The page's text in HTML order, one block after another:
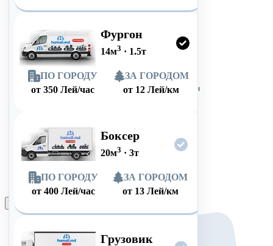
Фургон
14м3 · 1.5т
ПО ГОРОДУ
от 350 Лей/час
ЗА ГОРОДОМ
от 12 Лей/км
Боксер
20м3 · 3т
ПО ГОРОДУ
от 400 Лей/час
ЗА ГОРОДОМ
от 13 Лей/км
Грузовик
Оформить заказ